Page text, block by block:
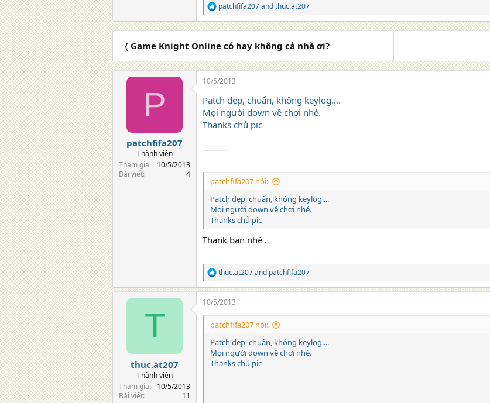
R
e
a
t
o
s
patchfifa207andthuc.at207
〈 Game Knight Online có hay không cả nhà ơi?
P
patchfifa207
Thành viên
Tham gia
10/5/2013
Bài viết
4
10/5/2013
Patch đẹp, chuẩn, không keylog....
Mọi người down về chơi nhé.
Thanks chủ pic
---------
patchfifa207 nói:
Patch đẹp, chuẩn, không keylog....
Mọi người down về chơi nhé.
Thanks chủ pic
Thank bạn nhé .
R
e
a
c
t
thuc.at207and patchfifa207
T
thuc.at207
Thành viên
Tham gia
10/5/2013
Bài viết
11
10/5/2013
patchfifa207 nói:
Patch đẹp, chuẩn, không keylog....
Mọi người down về chơi nhé.
Thanks chủ pic
---------